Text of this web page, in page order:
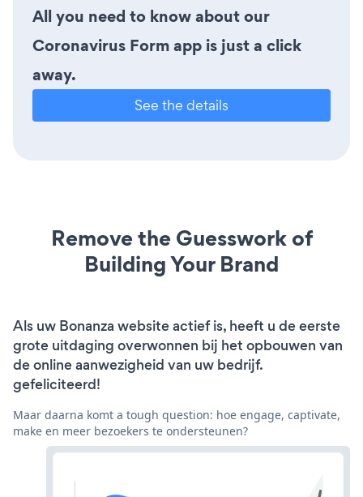
All you need to know about our
Coronavirus Form app is just a click
away.
See the details
Remove the Guesswork of
Building Your Brand
Als uw Bonanza website actief is, heeft u de eerste
grote uitdaging overwonnen bij het opbouwen van
de online aanwezigheid van uw bedrijf.
gefeliciteerd!
Maar daarna komt a tough question: hoe engage, captivate,
make en meer bezoekers te ondersteunen?